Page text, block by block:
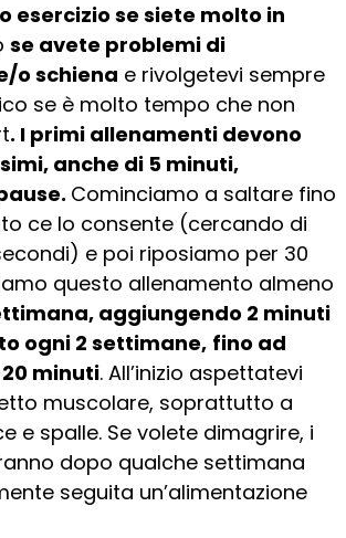
esercizio se siete molto in
se avete problemi di
o schiena e rivolgetevi sempre
se è molto tempo che non
. I primi allenamenti devono
anche di 5 minuti,
Cominciamo a saltare fino
ce lo consente (cercando di
e poi riposiamo per 30
questo allenamento almeno
aggiungendo 2 minuti
ogni 2 settimane, fino ad
minuti. All’inizio aspettatevi
muscolare, soprattutto a
e spalle. Se volete dimagrire, i
dopo qualche settimana
seguita un’alimentazione